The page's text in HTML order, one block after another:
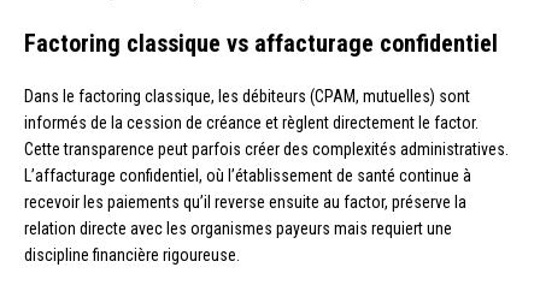
Factoring classique vs affacturage confidentiel
Dans le factoring classique, les débiteurs (CPAM, mutuelles) sont
informés de la cession de créance et règlent directement le factor.
Cette transparence peut parfois créer des complexités administratives.
L’affacturage confidentiel, où l’établissement de santé continue à
recevoir les paiements qu’il reverse ensuite au factor, préserve la
relation directe avec les organismes payeurs mais requiert une
discipline financière rigoureuse.